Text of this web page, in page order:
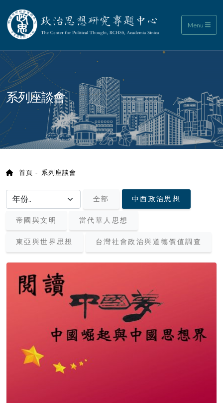
政治思想研究專題中心 Menu
:::
系列座談會
首頁 系列座談會
選擇年份/choose year 全部 中西政治思想
帝國與文明 當代華人思想
東亞與世界思想 台灣社會政治與道德價值調查